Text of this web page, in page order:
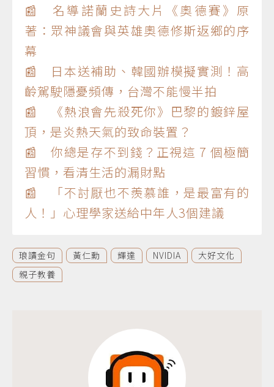
📰 名導諾蘭史詩大片《奧德賽》原
著：眾神議會與英雄奧德修斯返鄉的序
幕
📰 日本送補助、韓國辦模擬實測！高
齡駕駛隱憂頻傳，台灣不能慢半拍
📰 《熱浪會先殺死你》巴黎的鍍鋅屋
頂，是炎熱天氣的致命裝置？
📰 你總是存不到錢？正視這 7 個極簡
習慣，看清生活的漏財點
📰 「不討厭也不羨慕誰，是最富有的
人！」心理學家送給中年人3個建議
琅讀金句 黃仁勳 輝達 NVIDIA
大好文化
親子教養